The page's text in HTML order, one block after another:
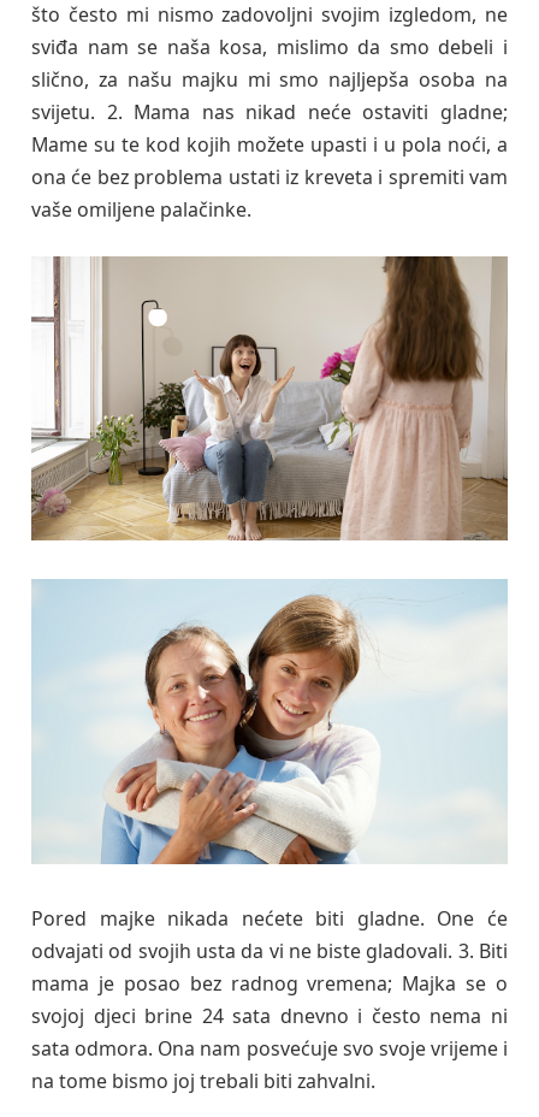
što često mi nismo zadovoljni svojim izgledom, ne
sviđa nam se naša kosa, mislimo da smo debeli i
slično, za našu majku mi smo najljepša osoba na
svijetu. 2. Mama nas nikad neće ostaviti gladne;
Mame su te kod kojih možete upasti i u pola noći, a
ona će bez problema ustati iz kreveta i spremiti vam
vaše omiljene palačinke.
Pored majke nikada nećete biti gladne. One će
odvajati od svojih usta da vi ne biste gladovali. 3. Biti
mama je posao bez radnog vremena; Majka se o
svojoj djeci brine 24 sata dnevno i često nema ni
sata odmora. Ona nam posvećuje svo svoje vrijeme i
na tome bismo joj trebali biti zahvalni.